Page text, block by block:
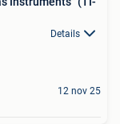
Details
12 nov 25